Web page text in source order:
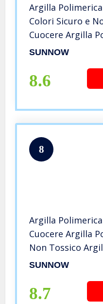
Argilla
Colori Sicuro e
Cuocere Argilla
Morbido
e Giocattolo per
SUNNOW
8.6
8
Argilla
Cuocere Argilla
Non Tossico
Morbido
SUNNOW
8.7